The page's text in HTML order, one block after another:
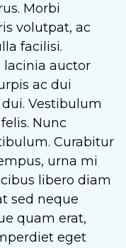
Morbi
volutpat, ac
facilisi.
lacinia auctor
ac dui
Vestibulum
Nunc
Curabitur
urna mi
libero diam
sed neque
quam erat,
eget